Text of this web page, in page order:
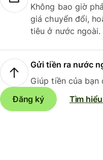
Không bao giờ
giá chuyển đổi,
tiêu ở nước ngoài.
Gửi tiền ra nước
Giúp tiền của
Đăng ký
Tìm